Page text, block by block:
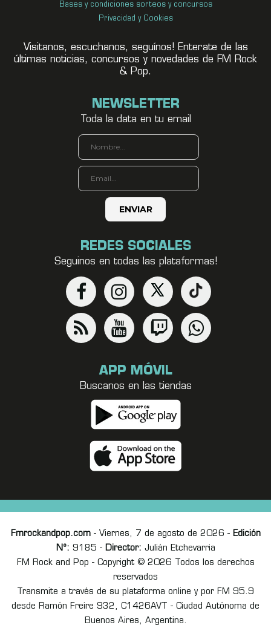
Bases y condiciones sorteos y concursos
Privacidad y Cookies
Visitanos, escuchanos, seguínos! Enterate de las
últimas noticias, concursos y novedades de FM Rock
& Pop.
NEWSLETTER
Toda la data en tu email
REDES SOCIALES
Seguinos en todas las plataformas!
APP MÓVIL
Buscanos en las tiendas
Fmrockandpop.com- Viernes, 7 de agosto de 2026 - Edición
Nº: 9185 - Director: Julián Etchevarria
FM Rock and Pop - Copyright © 2026 Todos los derechos
reservados
Transmite a través de su plataforma online y por FM 95.9
desde Ramón Freire 932, C1426AVT - Ciudad Autónoma de
Buenos Aires, Argentina.